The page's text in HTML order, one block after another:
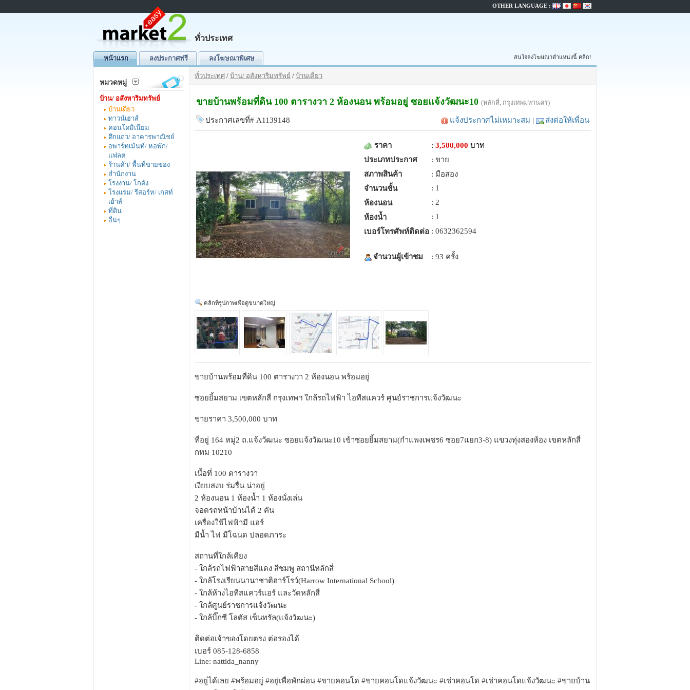
ทั่วประเทศ
สนใจลงโฆษณาตำแหน่งนี้ คลิก!
หน้าแรก ลงประกาศฟรี ลงโฆษณาพิเศษ
OTHER LANGUAGE :
หมวดหมู่
บ้าน/ อสังหาริมทรัพย์
บ้านเดี่ยว
ทาวน์เฮาส์
คอนโดมิเนียม
ตึกแถว/ อาคารพาณิชย์
อพาร์ทเม้นท์/ หอพัก/
แฟลต
ร้านค้า/ พื้นที่ขายของ
สำนักงาน
โรงงาน/ โกดัง
โรงแรม/ รีสอร์ท/ เกสท์
เฮ้าส์
ที่ดิน
อื่นๆ
ทั่วประเทศ / บ้าน/ อสังหาริมทรัพย์ / บ้านเดี่ยว
ขายบ้านพร้อมที่ดิน 100 ตารางวา 2 ห้องนอน พร้อมอยู่ ซอยแจ้งวัฒนะ10 (หลักสี่, กรุงเทพมหานคร)
ประกาศเลขที่# A1139148 แจ้งประกาศไม่เหมาะสม | ส่งต่อให้เพื่อน
ราคา : 3,500,000 บาท
ประเภทประกาศ
: ขาย
สภาพสินค้า
: มือสอง
จำนวนชั้น
: 1
ห้องนอน
: 2
ห้องน้ำ
: 1
เบอร์โทรศัพท์ติดต่อ : 0632362594
จำนวนผู้เข้าชม : 93 ครั้ง
คลิกที่รูปภาพเพื่อดูขนาดใหญ่
ขายบ้านพร้อมที่ดิน 100 ตารางวา 2 ห้องนอน พร้อมอยู่
ซอยยิ้มสยาม เขตหลักสี่ กรุงเทพฯ ใกล้รถไฟฟ้า ไอทีสแควร์ ศูนย์ราชการแจ้งวัฒนะ
ขายราคา 3,500,000 บาท
ที่อยู่ 164 หมู่2 ถ.แจ้งวัฒนะ ซอยแจ้งวัฒนะ10 เข้าซอยยิ้มสยาม(กำแพงเพชร6 ซอย7แยก3-8) แขวงทุ่งสองห้อง เขตหลักสี่
กทม 10210
เนื้อที่ 100 ตารางวา
เงียบสงบ ร่มรื่น น่าอยู่
2 ห้องนอน 1 ห้องน้ำ 1 ห้องนั่งเล่น
จอดรถหน้าบ้านได้ 2 คัน
เครื่องใช้ไฟฟ้ามี แอร์
มีน้ำ ไฟ มีโฉนด ปลอดภาระ
สถานที่ใกล้เคียง
- ใกล้รถไฟฟ้าสายสีแดง สีชมพู สถานีหลักสี่
- ใกล้โรงเรียนนานาชาติฮาร์โรว์(Harrow International School)
- ใกล้ห้างไอทีสแควร์แอร์ และวัดหลักสี่
- ใกล้ศูนย์ราชการแจ้งวัฒนะ
- ใกล้บิ๊กซี โลตัส เซ็นทรัล(แจ้งวัฒนะ)
ติดต่อเจ้าของโดยตรง ต่อรองได้
เบอร์ 085-128-6858
Line: nattida_nanny
#อยู่ได้เลย #พร้อมอยู่ #อยู่เพื่อพักผ่อน #ขายคอนโด #ขายคอนโดแจ้งวัฒนะ #เช่าคอนโด #เช่าคอนโดแจ้งวัฒนะ #ขายบ้าน